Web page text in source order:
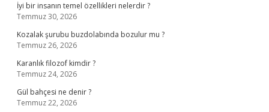
İyi bir insanın temel özellikleri nelerdir ?
Temmuz 30, 2026
Kozalak şurubu buzdolabında bozulur mu ?
Temmuz 26, 2026
Karanlık filozof kimdir ?
Temmuz 24, 2026
Gül bahçesi ne denir ?
Temmuz 22, 2026